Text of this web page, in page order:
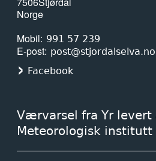
Norge
Mobil
991 57 239
E-post post@stjordalselva.no
Facebook
Værvarsel fra Yr levert
Meteorologisk institutt